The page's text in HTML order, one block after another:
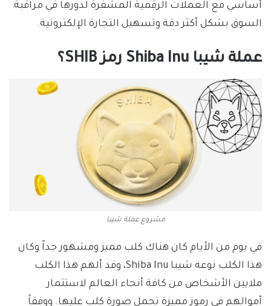
أساسي مع العملات الرقمية المشفرة لدورها في مراقبة
السوق بشكل أكثر دقة وتسهيل التجارة الإلكترونية.
عملة شيبا Shiba Inu رمز SHIB؟
مشروع عملة شيبا
في يوم من الأيام كان هناك كلب مميز ومشهور جداً وكان
هذا الكلب نوعه شيبا Shiba Inu، وقد ألهم هذا الكلب
ملايين الأشخاص من كافة أنحاء العالم لاستثمار
أموالهم في رموز مميزة تحمل صورة كلب عليها. ووفقاً